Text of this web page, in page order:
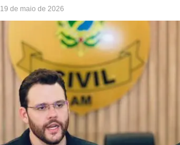
19 de maio de 2026